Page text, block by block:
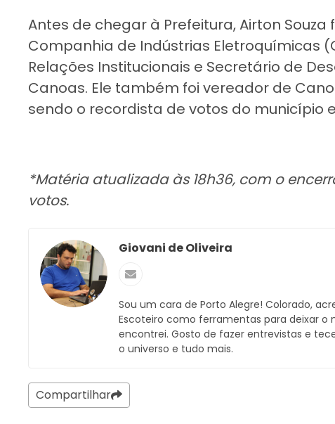
Antes de chegar à Prefeitura, Airton
Companhia de Indústrias Eletroquímicas
Relações Institucionais e Secretário de
Canoas. Ele também foi vereador de
sendo o recordista de votos do município
*Matéria atualizada às 18h36, com o
votos.
Giovani de Oliveira
Sou um cara de Porto Alegre! Colorado,
Escoteiro como ferramentas para deixar
encontrei. Gosto de fazer entrevistas e
o universo e tudo mais.
Compartilhar